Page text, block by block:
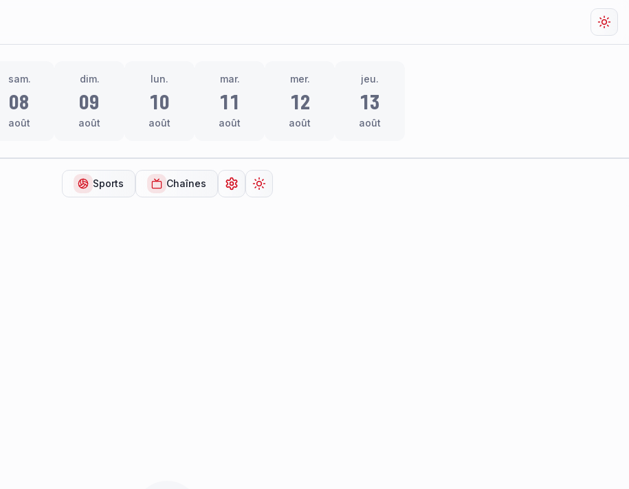
sam.
08
août
dim.
09
août
lun.
10
août
mar.
11
août
mer.
12
août
jeu.
13
août
Sports Chaînes Ouvrir les paramètres
Changer de thème